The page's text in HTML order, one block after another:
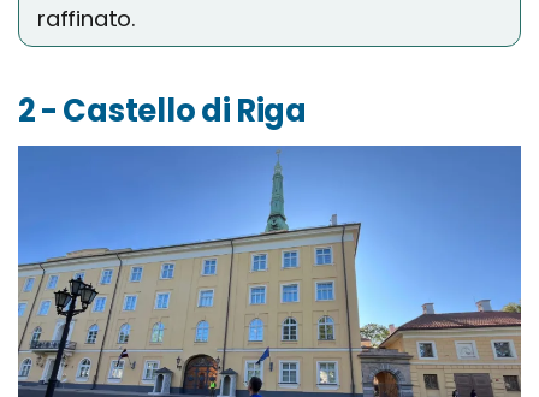
raffinato.
2 - Castello di Riga